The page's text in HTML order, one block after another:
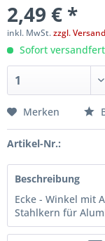
2,49 € *
inkl. MwSt.zzgl.
Sofort
Merken
Artikel-Nr.:
Beschreibung
Ecke - Winkel mit
Stahlkern für